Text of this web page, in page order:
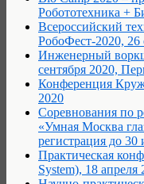
Робототехника +
Всероссийский
РобоФест-2020, 26
Инженерный
сентября 2020,
Конференция
2020
Соревнования по
«Умная Москва
регистрация до
Практическая
System), 18